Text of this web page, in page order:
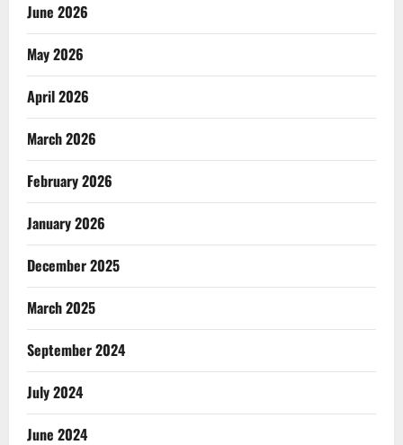
June 2026
May 2026
April 2026
March 2026
February 2026
January 2026
December 2025
March 2025
September 2024
July 2024
June 2024